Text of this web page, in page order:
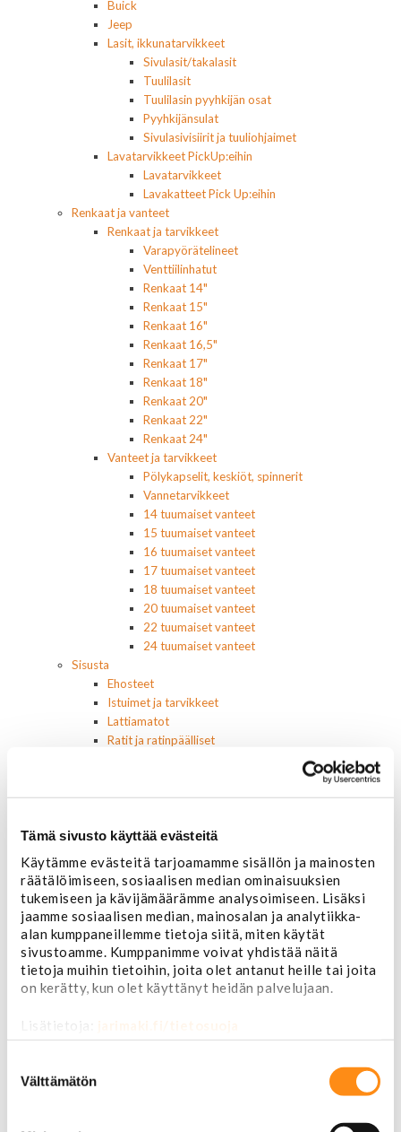
Tämä sivusto käyttää evästeitä
Käytämme evästeitä tarjoamamme sisällön ja mainosten
räätälöimiseen, sosiaalisen median ominaisuuksien
tukemiseen ja kävijämäärämme analysoimiseen. Lisäksi
jaamme sosiaalisen median, mainosalan ja analytiikka-
alan kumppaneillemme tietoja siitä, miten käytät
sivustoamme. Kumppanimme voivat yhdistää näitä
tietoja muihin tietoihin, joita olet antanut heille tai joita
on kerätty, kun olet käyttänyt heidän palvelujaan.
Lisätietoja: jarimaki.fi/tietosuoja
valinta
Välttämätön
Buick
Jeep
Lasit, ikkunatarvikkeet
Sivulasit/takalasit
Tuulilasit
Tuulilasin pyyhkijän osat
Pyyhkijänsulat
Sivulasivisiirit ja tuuliohjaimet
Lavatarvikkeet PickUp:eihin
Lavatarvikkeet
Lavakatteet Pick Up:eihin
Renkaat ja vanteet
Renkaat ja tarvikkeet
Varapyörätelineet
Venttiilinhatut
Renkaat 14"
Renkaat 15"
Renkaat 16"
Renkaat 16,5"
Renkaat 17"
Renkaat 18"
Renkaat 20"
Renkaat 22"
Renkaat 24"
Vanteet ja tarvikkeet
Pölykapselit, keskiöt, spinnerit
Vannetarvikkeet
14 tuumaiset vanteet
15 tuumaiset vanteet
16 tuumaiset vanteet
17 tuumaiset vanteet
18 tuumaiset vanteet
20 tuumaiset vanteet
22 tuumaiset vanteet
24 tuumaiset vanteet
Sisusta
Ehosteet
Istuimet ja tarvikkeet
Lattiamatot
Ratit ja ratinpäälliset
Radioadapterit ja johtosarjat
Muut sisustan osat
Valosarjat
Ajovalot
Cadillac
Chevorlet P/U
Corvette
Chevrolet muut
Chrysler
Ford P/U
Ford muut